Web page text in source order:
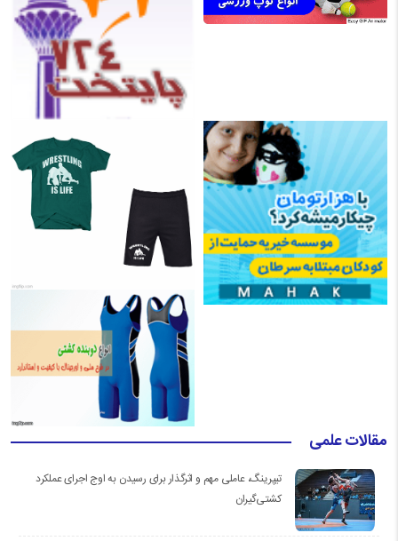
مقالات علمی
تیپرینگ، عاملی مهم و اثرگذار برای رسیدن به اوج اجرای عملکرد
کشتی‌گیران